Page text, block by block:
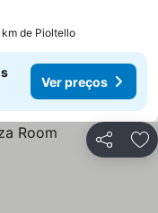
de Pioltello
Ver preços
Partilhar